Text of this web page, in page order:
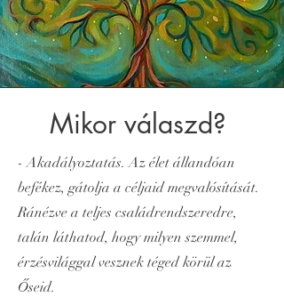
Mikor válaszd?
- Akadályoztatás. Az élet állandóan
befékez, gátolja a céljaid megvalósítását.
Ránézve a teljes családrendszeredre,
talán láthatod, hogy milyen szemmel,
érzésvilággal vesznek téged körül az
Őseid.